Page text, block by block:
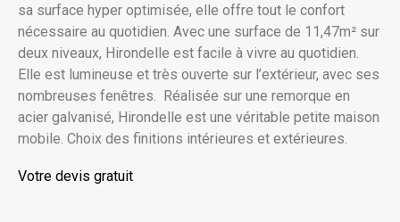
sa surface hyper optimisée, elle offre tout le confort
nécessaire au quotidien. Avec une surface de 11,47m² sur
deux niveaux, Hirondelle est facile à vivre au quotidien.
Elle est lumineuse et très ouverte sur l’extérieur, avec ses
nombreuses fenêtres. Réalisée sur une remorque en
acier galvanisé, Hirondelle est une véritable petite maison
mobile. Choix des finitions intérieures et extérieures.
Votre devis gratuit